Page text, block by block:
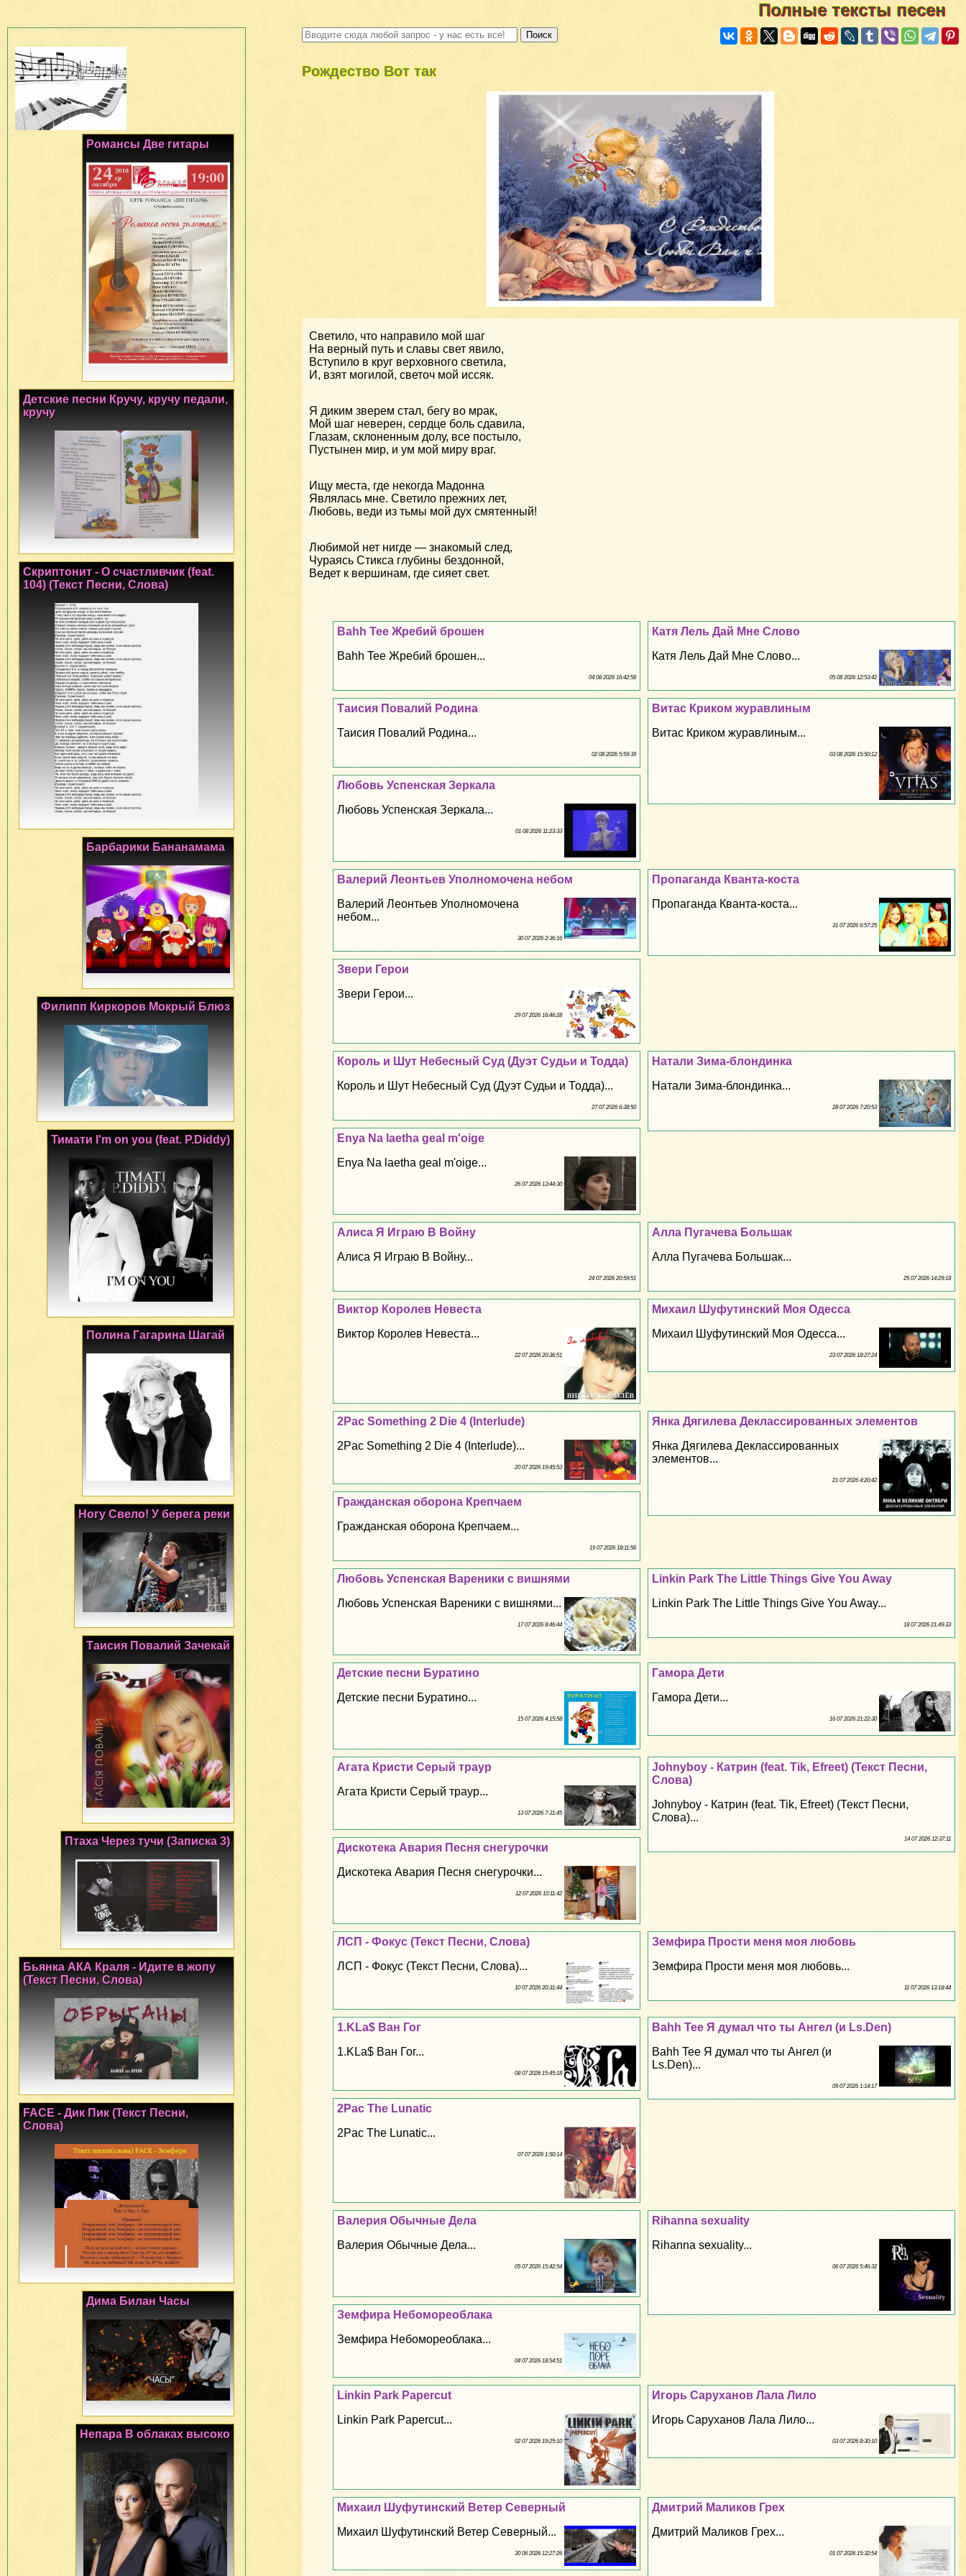
Полные тексты песен
Рождество Вот так
Светило, что направило мой шаг
На верный путь и славы свет явило,
Вступило в круг верховного светила,
И, взят могилой, светоч мой иссяк.
Я диким зверем стал, бегу во мрак,
Мой шаг неверен, сердце боль сдавила,
Глазам, склоненным долу, все постыло,
Пустынен мир, и ум мой миру враг.
Ищу места, где некогда Мадонна
Являлась мне. Светило прежних лет,
Любовь, веди из тьмы мой дух смятенный!
Любимой нет нигде — знакомый след,
Чураясь Стикса глубины бездонной,
Ведет к вершинам, где сияет свет.
Катя Лель Дай Мне Слово
Катя Лель Дай Мне Слово...
05 08 2026 12:53:42
Bahh Tee Жребий брошен
Bahh Tee Жребий брошен...
04 08 2026 16:42:58
Витас Криком журавлиным
Витас Криком журавлиным...
03 08 2026 15:50:12
Таисия Повалий Родина
Таисия Повалий Родина...
02 08 2026 5:59:39
Любовь Успенская Зеркала
Любовь Успенская Зеркала...
01 08 2026 11:23:33
Пропаганда Кванта-коста
Пропаганда Кванта-коста...
31 07 2026 6:57:25
Валерий Леонтьев Уполномочена небом
Валерий Леонтьев Уполномочена
небом...
30 07 2026 2:36:16
Звери Герои
Звери Герои...
29 07 2026 16:46:28
Натали Зима-блондинка
Натали Зима-блондинка...
28 07 2026 7:20:53
Король и Шут Небесный Суд (Дуэт Судьи и Тодда)
Король и Шут Небесный Суд (Дуэт Судьи и Тодда)...
27 07 2026 6:38:50
Enya Na laetha geal m'oige
Enya Na laetha geal m'oige...
26 07 2026 13:44:30
Алла Пугачева Большак
Алла Пугачева Большак...
25 07 2026 14:29:18
Алиса Я Играю В Войну
Алиса Я Играю В Войну...
24 07 2026 20:59:51
Михаил Шуфутинский Моя Одесса
Михаил Шуфутинский Моя Одесса...
23 07 2026 18:27:24
Виктор Королев Невеста
Виктор Королев Невеста...
22 07 2026 20:36:51
Янка Дягилева Деклассированных элементов
Янка Дягилева Деклассированных
элементов...
21 07 2026 4:20:42
2Pac Something 2 Die 4 (Interlude)
2Pac Something 2 Die 4 (Interlude)...
20 07 2026 19:45:53
Гражданская оборона Крепчаем
Гражданская оборона Крепчаем...
19 07 2026 18:11:56
Linkin Park The Little Things Give You Away
Linkin Park The Little Things Give You Away...
18 07 2026 21:49:33
Любовь Успенская Вареники с вишнями
Любовь Успенская Вареники с вишнями...
17 07 2026 8:46:44
Гамора Дети
Гамора Дети...
16 07 2026 21:22:30
Детские песни Буратино
Детские песни Буратино...
15 07 2026 4:15:58
Johnyboy - Катрин (feat. Tik, Efreet) (Текст Песни,
Слова)
Johnyboy - Катрин (feat. Tik, Efreet) (Текст Песни,
Слова)...
14 07 2026 12:37:11
Агата Кристи Серый траур
Агата Кристи Серый траур...
13 07 2026 7:31:45
Дискотека Авария Песня снегурочки
Дискотека Авария Песня снегурочки...
12 07 2026 10:11:42
Земфира Прости меня моя любовь
Земфира Прости меня моя любовь...
11 07 2026 13:18:44
ЛСП - Фокус (Текст Песни, Слова)
ЛСП - Фокус (Текст Песни, Слова)...
10 07 2026 20:31:44
Bahh Tee Я думал что ты Ангел (и Ls.Den)
Bahh Tee Я думал что ты Ангел (и
Ls.Den)...
09 07 2026 1:14:17
1.KLa$ Ван Гог
1.KLa$ Ван Гог...
08 07 2026 15:45:18
2Pac The Lunatic
2Pac The Lunatic...
07 07 2026 1:50:14
Rihanna sехuality
Rihanna sехuality...
06 07 2026 5:46:32
Валерия Обычные Дела
Валерия Обычные Дела...
05 07 2026 15:42:54
Земфира Небомореоблака
Земфира Небомореоблака...
04 07 2026 18:54:51
Игорь Саруханов Лала Лило
Игорь Саруханов Лала Лило...
03 07 2026 8:30:10
Linkin Park Papercut
Linkin Park Papercut...
02 07 2026 19:25:10
Дмитрий Маликов Грех
Дмитрий Маликов Грех...
01 07 2026 15:32:54
Михаил Шуфутинский Ветер Северный
Михаил Шуфутинский Ветер Северный...
30 06 2026 12:27:26
Романсы Две гитары
Детские песни Кручу, кручу педали,
кручу
Скриптонит - О счастливчик (feat.
104) (Текст Песни, Слова)
Барбарики Бананамама
Филипп Киркоров Мокрый Блюз
Тимати I'm on you (feat. P.Diddy)
Полина Гагарина Шагай
Ногу Свело! У берега реки
Таисия Повалий Зачекай
Птаха Через тучи (Записка 3)
Бьянка АКА Краля - Идите в жопу
(Текст Песни, Слова)
FACE - Дик Пик (Текст Песни,
Слова)
Дима Билан Часы
Непара В облаках высоко